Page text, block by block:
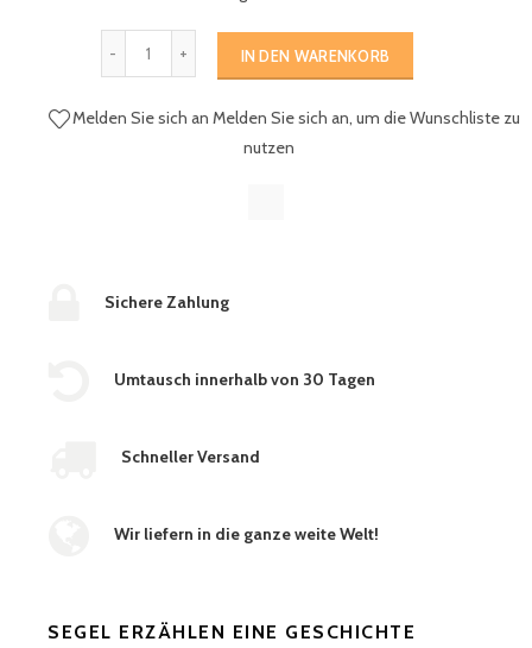
IN DEN WARENKORB
Melden Sie sich an Melden Sie sich an, um die Wunschliste zu
nutzen
Sichere Zahlung
Umtausch innerhalb von 30 Tagen
Schneller Versand
Wir liefern in die ganze weite Welt!
SEGEL ERZÄHLEN EINE GESCHICHTE